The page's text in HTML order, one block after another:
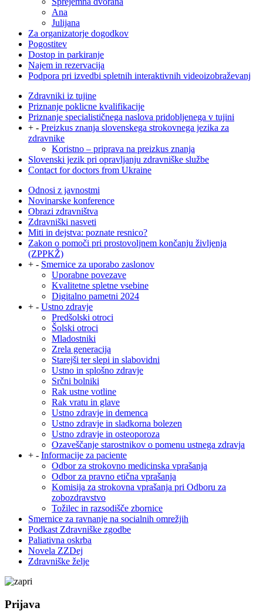
Ana
Julijana
Za organizatorje dogodkov
Pogostitev
Dostop in parkiranje
Najem in rezervacija
Podpora pri izvedbi spletnih interaktivnih videoizobraževanj
Zdravniki iz tujine
Priznanje poklicne kvalifikacije
Priznanje specialističnega naslova pridobljenega v tujini
+ - Preizkus znanja slovenskega strokovnega jezika za
zdravnike
Koristno – priprava na preizkus znanja
Slovenski jezik pri opravljanju zdravniške službe
Contact for doctors from Ukraine
Odnosi z javnostmi
Novinarske konference
Obrazi zdravništva
Zdravniški nasveti
Miti in dejstva: poznate resnico?
Zakon o pomoči pri prostovoljnem končanju življenja
(ZPPKŽ)
+ - Smernice za uporabo zaslonov
Uporabne povezave
Kvalitetne spletne vsebine
Digitalno pametni 2024
+ - Ustno zdravje
Predšolski otroci
Šolski otroci
Mladostniki
Zrela generacija
Starejši ter slepi in slabovidni
Ustno in splošno zdravje
Srčni bolniki
Rak ustne votline
Rak vratu in glave
Ustno zdravje in demenca
Ustno zdravje in sladkorna bolezen
Ustno zdravje in osteoporoza
Ozaveščanje starostnikov o pomenu ustnega zdravja
+ - Informacije za paciente
Odbor za strokovno medicinska vprašanja
Odbor za pravno etična vprašanja
Komisija za strokovna vprašanja pri Odboru za
zobozdravstvo
Tožilec in razsodišče zbornice
Smernice za ravnanje na socialnih omrežjih
Podkast Zdravniške zgodbe
Paliativna oskrba
Novela ZZDej
Zdravniške želje
Prijava